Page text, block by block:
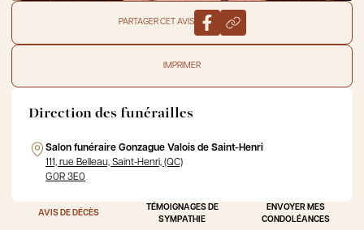
PARTAGER CET AVIS
IMPRIMER
Direction des funérailles
Salon funéraire Gonzague Valois de Saint-Henri
111, rue Belleau, Saint-Henri, (QC)
G0R 3E0
AVIS DE DÉCÈS
TÉMOIGNAGES DE
SYMPATHIE
ENVOYER MES
CONDOLÉANCES